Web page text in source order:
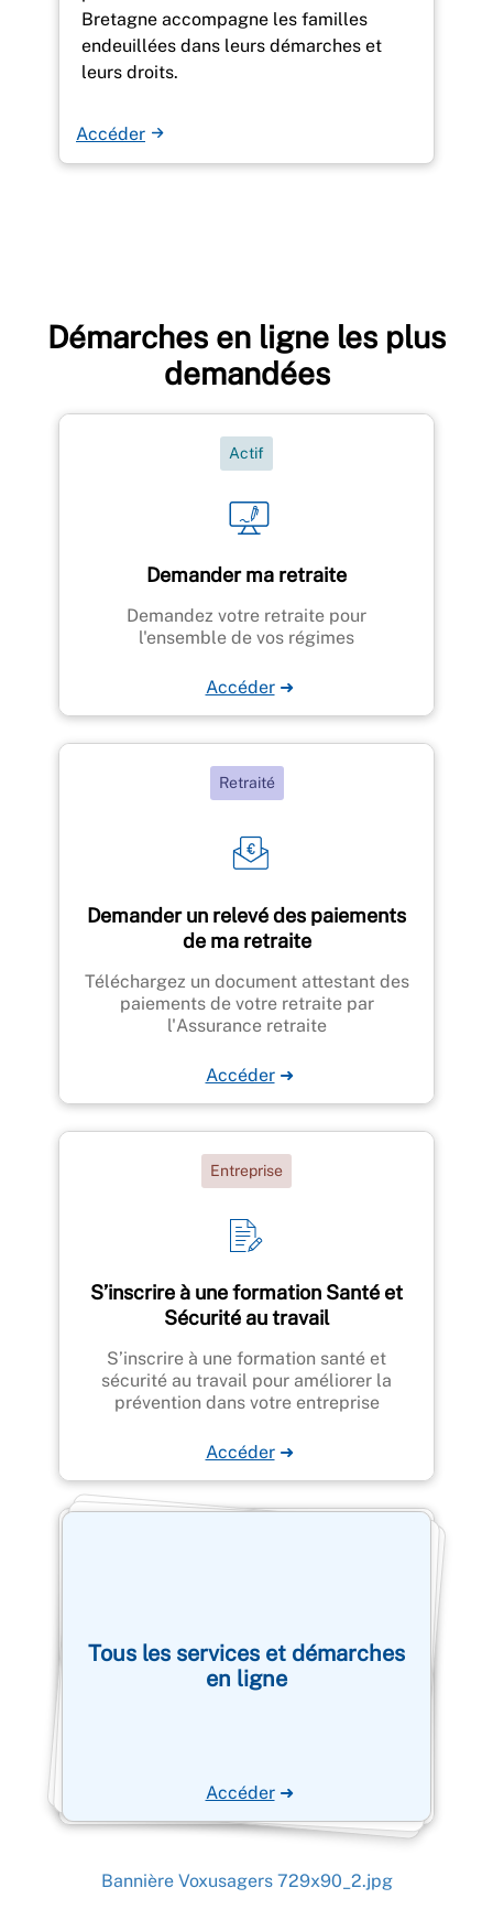
Bretagne accompagne les familles
endeuillées dans leurs démarches et
leurs droits.
Accéder
Démarches en ligne les plus
demandées
Demander ma retraite
Actif
Demandez votre retraite pour
l'ensemble de vos régimes
Accéder ➜
Demander un relevé des paiements
de ma retraite
Retraité
Téléchargez un document attestant des
paiements de votre retraite par
l'Assurance retraite
Accéder ➜
S’inscrire à une formation Santé et
Sécurité au travail
Entreprise
S’inscrire à une formation santé et
sécurité au travail pour améliorer la
prévention dans votre entreprise
Accéder ➜
Tous les services et démarches
en ligne
Accéder ➜
Bannière Voxusagers 729x90_2.jpg